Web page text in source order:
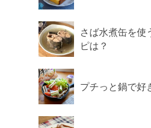
さば水煮缶を使
ピは？
プチっと鍋で好